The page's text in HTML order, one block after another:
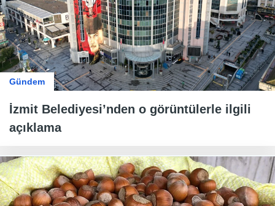
Gündem
İzmit Belediyesi’nden o görüntülerle ilgili
açıklama